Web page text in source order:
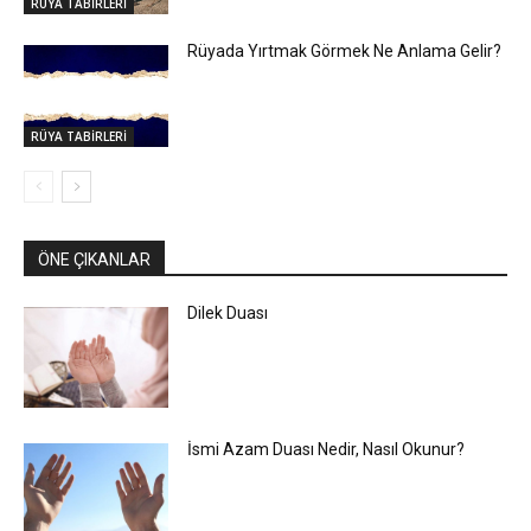
RÜYA TABİRLERİ
RÜYA TABİRLERİ
Rüyada Yırtmak Görmek Ne Anlama Gelir?
ÖNE ÇIKANLAR
Dilek Duası
İsmi Azam Duası Nedir, Nasıl Okunur?